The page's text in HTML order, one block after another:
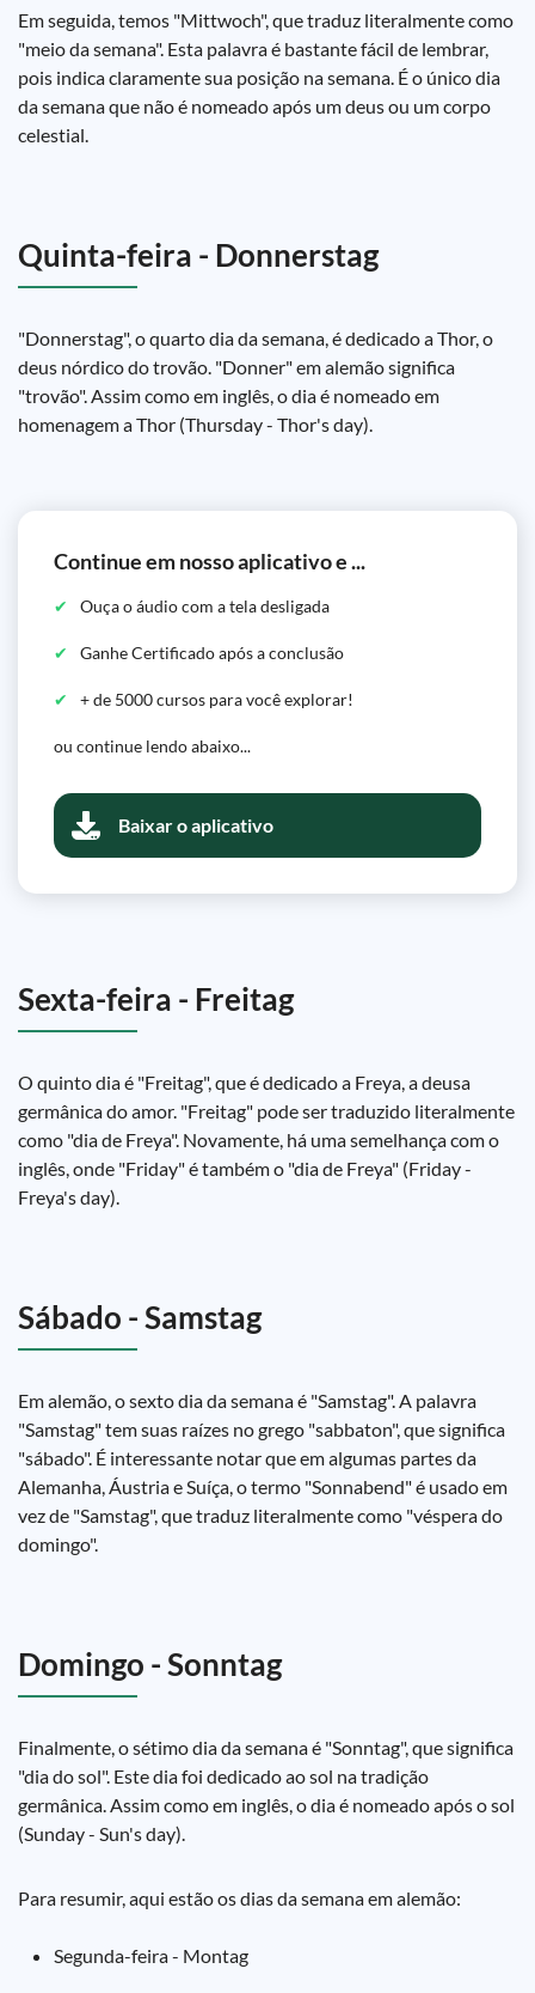
Em seguida, temos "Mittwoch", que traduz literalmente como
"meio da semana". Esta palavra é bastante fácil de lembrar,
pois indica claramente sua posição na semana. É o único dia
da semana que não é nomeado após um deus ou um corpo
celestial.
Quinta-feira - Donnerstag
"Donnerstag", o quarto dia da semana, é dedicado a Thor, o
deus nórdico do trovão. "Donner" em alemão significa
"trovão". Assim como em inglês, o dia é nomeado em
homenagem a Thor (Thursday - Thor's day).
Continue em nosso aplicativo e ...
Ouça o áudio com a tela desligada
Ganhe Certificado após a conclusão
+ de 5000 cursos para você explorar!
ou continue lendo abaixo...
Baixar o aplicativo
Sexta-feira - Freitag
O quinto dia é "Freitag", que é dedicado a Freya, a deusa
germânica do amor. "Freitag" pode ser traduzido literalmente
como "dia de Freya". Novamente, há uma semelhança com o
inglês, onde "Friday" é também o "dia de Freya" (Friday -
Freya's day).
Sábado - Samstag
Em alemão, o sexto dia da semana é "Samstag". A palavra
"Samstag" tem suas raízes no grego "sabbaton", que significa
"sábado". É interessante notar que em algumas partes da
Alemanha, Áustria e Suíça, o termo "Sonnabend" é usado em
vez de "Samstag", que traduz literalmente como "véspera do
domingo".
Domingo - Sonntag
Finalmente, o sétimo dia da semana é "Sonntag", que significa
"dia do sol". Este dia foi dedicado ao sol na tradição
germânica. Assim como em inglês, o dia é nomeado após o sol
(Sunday - Sun's day).
Para resumir, aqui estão os dias da semana em alemão:
Segunda-feira - Montag